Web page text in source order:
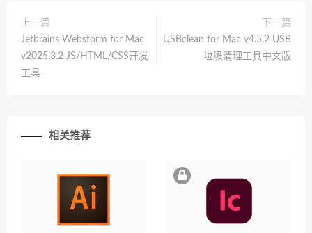
上一篇
Jetbrains Webstorm for Mac
v2025.3.2 JS/HTML/CSS开发
工具
下一篇
USBclean for Mac v4.5.2 USB
垃圾清理工具中文版
相关推荐